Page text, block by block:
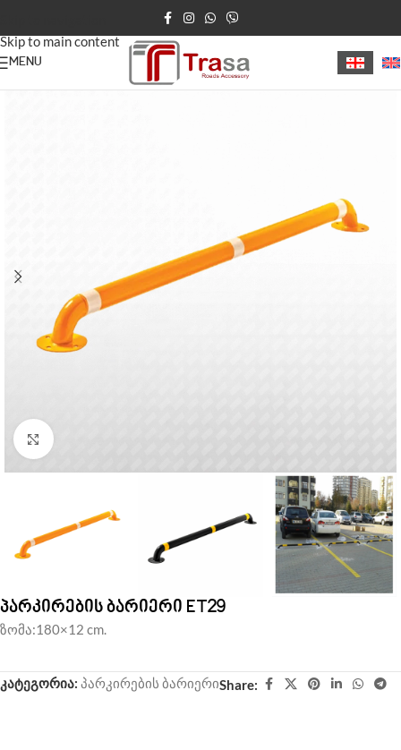
Skip to main content
MENU
მთავარი პარკირების ბარიერი
Click to enlarge
პარკირების ბარიერი ET29
ზომა:180×12 cm.
კატეგორია: პარკირების ბარიერიShare: